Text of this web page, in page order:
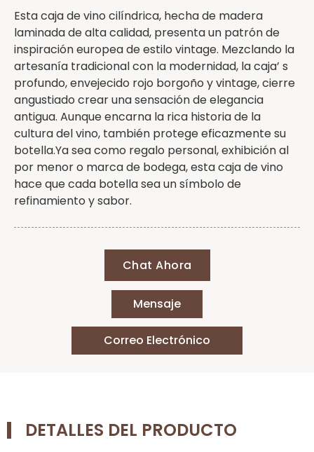
Esta caja de vino cilíndrica, hecha de madera
laminada de alta calidad, presenta un patrón de
inspiración europea de estilo vintage. Mezclando la
artesanía tradicional con la modernidad, la caja’ s
profundo, envejecido rojo borgoño y vintage, cierre
angustiado crear una sensación de elegancia
antigua. Aunque encarna la rica historia de la
cultura del vino, también protege eficazmente su
botella.Ya sea como regalo personal, exhibición al
por menor o marca de bodega, esta caja de vino
hace que cada botella sea un símbolo de
refinamiento y sabor.
Chat Ahora
Mensaje
Correo Electrónico
DETALLES DEL PRODUCTO